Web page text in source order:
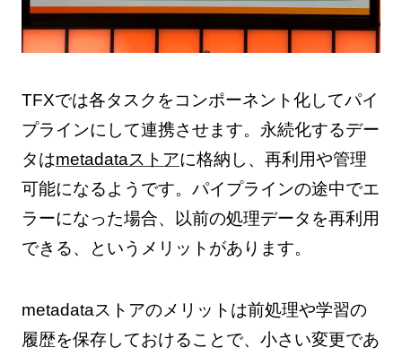
TFXでは各タスクをコンポーネント化してパイ
プラインにして連携させます。永続化するデー
タはmetadataストアに格納し、再利用や管理
可能になるようです。パイプラインの途中でエ
ラーになった場合、以前の処理データを再利用
できる、というメリットがあります。
metadataストアのメリットは前処理や学習の
履歴を保存しておけることで、小さい変更であ